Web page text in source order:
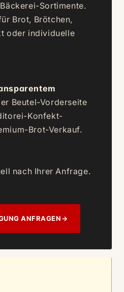
Sortimente.
Brot, Brötchen,
oder individuelle
Beutel-Vorderseite
Konfekt-
Brot-Verkauf.
nach Ihrer Anfrage.
ANFRAGEN→